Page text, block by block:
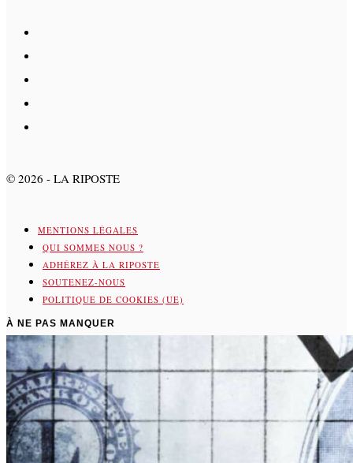
© 2026 - LA RIPOSTE
MENTIONS LÉGALES
QUI SOMMES NOUS ?
ADHÉREZ À LA RIPOSTE
SOUTENEZ-NOUS
POLITIQUE DE COOKIES (UE)
À NE PAS MANQUER